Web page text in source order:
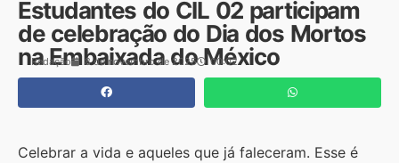
Estudantes do CIL 02 participam
de celebração do Dia dos Mortos
na Embaixada do México
Redação 8 de novembro de 2025 00:02
Celebrar a vida e aqueles que já faleceram. Esse é